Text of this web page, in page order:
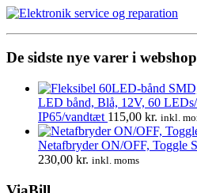
1.720,00 kr.. 1.344,00 kr..
De sidste nye varer i
LED bånd, Blå, 12V, 60
IP65/vandtæt 115,00 kr. inkl.
Netafbryder ON/OFF, Toggle
230,00 kr. inkl. moms